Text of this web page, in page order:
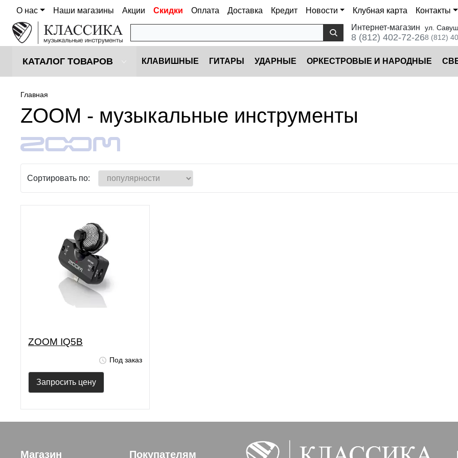
О нас Наши магазины Акции Скидки Оплата Доставка Кредит Новости Клубная карта
Контакты
Интернет-магазин
8 (812) 402-72-26
ул.
8 (812)
КАТАЛОГ ТОВАРОВ КЛАВИШНЫЕ ГИТАРЫ УДАРНЫЕ ОРКЕСТРОВЫЕ И НАРОДНЫЕ
Главная
ZOOM - музыкальные инструменты
Сортировать по:
ZOOM IQ5B
Под заказ
Запросить цену
Магазин Покупателям